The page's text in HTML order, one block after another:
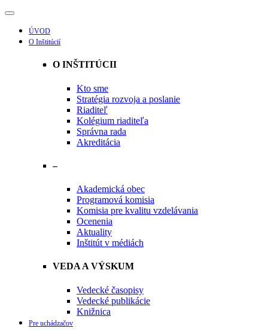
ÚVOD
O Inštitúcií
O INŠTITÚCII
Kto sme
Stratégia rozvoja a poslanie
Riaditeľ
Kolégium riaditeľa
Správna rada
Akreditácia
–
Akademická obec
Programová komisia
Komisia pre kvalitu vzdelávania
Ocenenia
Aktuality
Inštitút v médiách
VEDA A VÝSKUM
Vedecké časopisy
Vedecké publikácie
Knižnica
Pre uchádzačov